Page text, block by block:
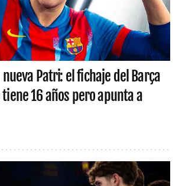
nueva Patri: el fichaje del Barça
tiene 16 años pero apunta a